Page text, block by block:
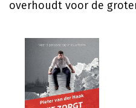
overhoudt voor de